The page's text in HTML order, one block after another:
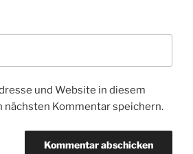
und Website in diesem
nächsten Kommentar speichern.